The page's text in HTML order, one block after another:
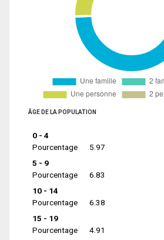
ÂGE DE LA POPULATION
0 - 4
Pourcentage
5.97
5 - 9
Pourcentage
6.83
10 - 14
Pourcentage
6.38
15 - 19
Pourcentage
4.91